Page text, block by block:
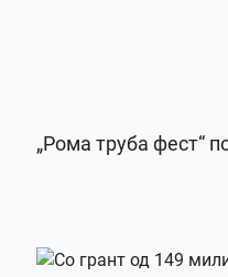
„Рома труба фест“